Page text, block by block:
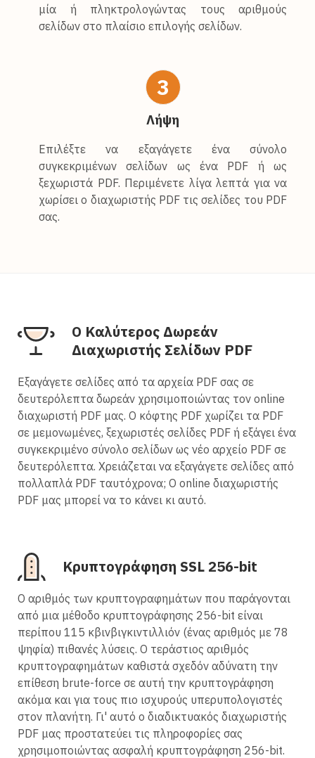
μία ή πληκτρολογώντας τους αριθμούς
σελίδων στο πλαίσιο επιλογής σελίδων.
3
Λήψη
Επιλέξτε να εξαγάγετε ένα σύνολο
συγκεκριμένων σελίδων ως ένα PDF ή ως
ξεχωριστά PDF. Περιμένετε λίγα λεπτά για να
χωρίσει ο διαχωριστής PDF τις σελίδες του PDF
σας.
Ο Καλύτερος Δωρεάν
Διαχωριστής Σελίδων PDF
Εξαγάγετε σελίδες από τα αρχεία PDF σας σε
δευτερόλεπτα δωρεάν χρησιμοποιώντας τον online
διαχωριστή PDF μας. Ο κόφτης PDF χωρίζει τα PDF
σε μεμονωμένες, ξεχωριστές σελίδες PDF ή εξάγει ένα
συγκεκριμένο σύνολο σελίδων ως νέο αρχείο PDF σε
δευτερόλεπτα. Χρειάζεται να εξαγάγετε σελίδες από
πολλαπλά PDF ταυτόχρονα; Ο online διαχωριστής
PDF μας μπορεί να το κάνει κι αυτό.
Κρυπτογράφηση SSL 256-bit
Ο αριθμός των κρυπτογραφημάτων που παράγονται
από μια μέθοδο κρυπτογράφησης 256-bit είναι
περίπου 115 κβινβιγκιντιλλιόν (ένας αριθμός με 78
ψηφία) πιθανές λύσεις. Ο τεράστιος αριθμός
κρυπτογραφημάτων καθιστά σχεδόν αδύνατη την
επίθεση brute-force σε αυτή την κρυπτογράφηση
ακόμα και για τους πιο ισχυρούς υπερυπολογιστές
στον πλανήτη. Γι' αυτό ο διαδικτυακός διαχωριστής
PDF μας προστατεύει τις πληροφορίες σας
χρησιμοποιώντας ασφαλή κρυπτογράφηση 256-bit.